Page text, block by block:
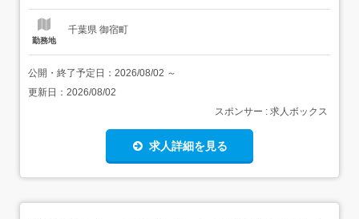
勤務地
千葉県 御宿町
公開・終了予定日： 2026/08/02 ～
更新日： 2026/08/02
スポンサー : 求人ボックス
求人詳細を見る